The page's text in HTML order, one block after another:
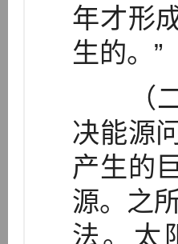
年才形
生的。”
（二
决能源
产生的
源。之
法。太